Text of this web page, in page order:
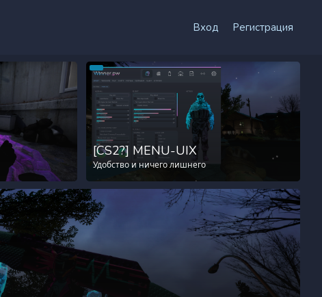
Вход Регистрация
[CS2?] MENU-UIX
Удобство и ничего лишнего